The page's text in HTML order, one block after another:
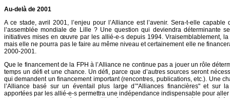
Au-delà de 2001
A ce stade, avril 2001, l’enjeu pour l’Alliance est l’avenir. Sera-t-elle
l’assemblée mondiale de Lille ? Une question qui deviendra déterminante
initiatives mises en œuvre par les allié-e-s depuis 1994. Vraisemblablement, la
mais elle ne pourra pas le faire au même niveau et certainement elle ne
2000-2001.
Que le financement de la FPH à l’Alliance ne continue pas a jouer un rôle
temps un défi et une chance. Un défi, parce que d’autres sources seront
qui demandent un financement important (rencontres, publications, etc.). Une
l’Alliance basé sur un éventail plus large d’"Alliances financières" et sur
apportées par les allié-e-s permettra une indépendance indispensable pour aller